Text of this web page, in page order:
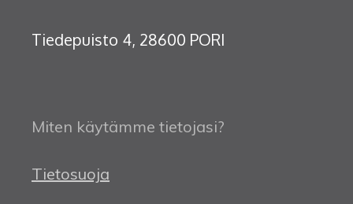
Tiedepuisto 4, 28600 PORI
Miten käytämme tietojasi?
Tietosuoja